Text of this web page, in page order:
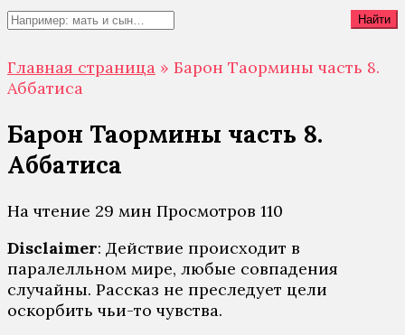
Search
Найти
Главная страница » Барон Таормины часть 8.
Аббатиса
Барон Таормины часть 8.
Аббатиса
На чтение 29 мин Просмотров 110
Disclaimer: Действие происходит в
паралелльном мире, любые совпадения
случайны. Рассказ не преследует цели
оскорбить чьи-то чувства.